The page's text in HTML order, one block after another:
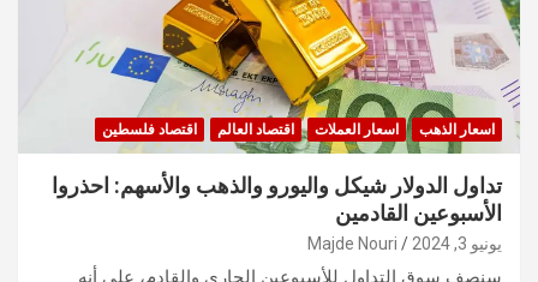
اسعار الذهب اسعار العملات اقتصاد العالم اقتصاد فلسطين
تداول الدولار شيكل واليورو والذهب والأسهم: احذروا
الأسبوعين القادمين
يونيو 3, 2024 Majde Nouri
سنصف سوق التداول للأسبوعين الجاري والقادم، على أنه